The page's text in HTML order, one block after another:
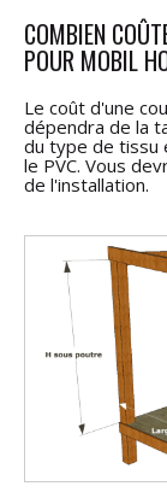
COMBIEN
POUR MOBIL
Le coût d'une
dépendra de la
du type de tissu
le PVC. Vous
de l'installation.